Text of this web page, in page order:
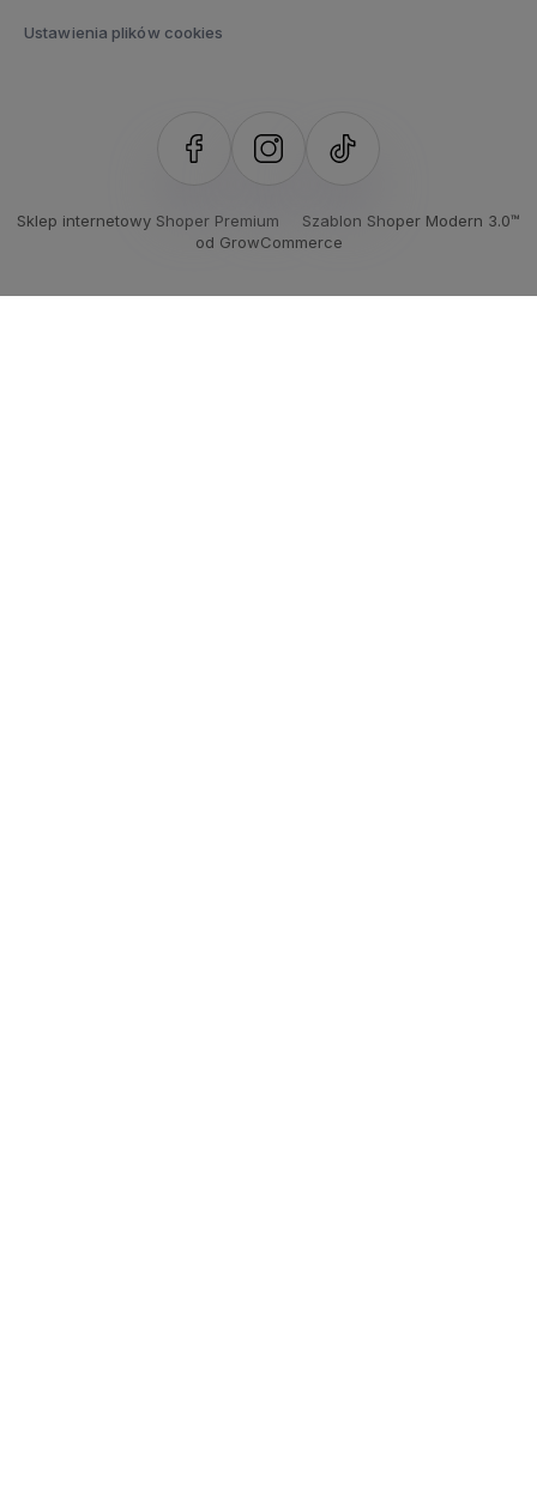
Ustawienia plików cookies
Sklep internetowy Shoper Premium
Szablon Shoper Modern 3.0™
od GrowCommerce